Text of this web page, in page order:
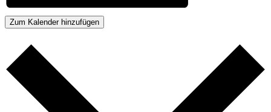
Zum Kalender hinzufügen